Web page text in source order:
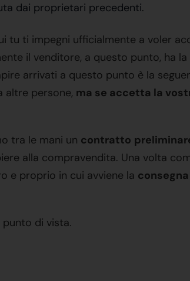
dai proprietari precedenti.
tu ti impegni ufficialmente a voler
il venditore, a questo punto, ha
arrivati a questo punto è la
persone, ma se accetta la
tra le mani un contratto
alla compravendita. Una volta
e proprio in cui avviene la consegna
di vista.